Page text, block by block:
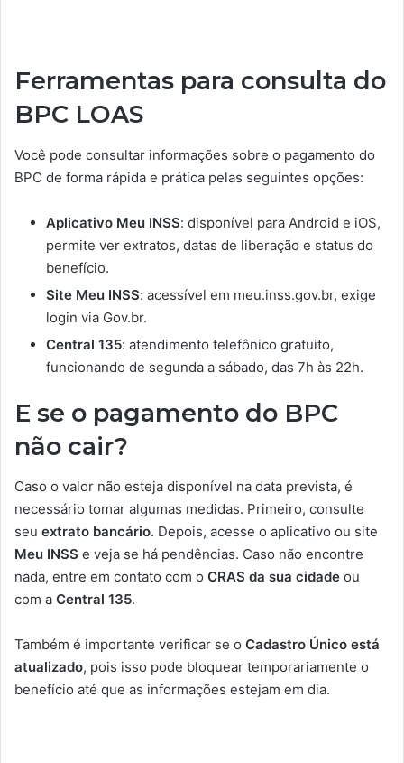
Ferramentas para consulta do
BPC LOAS
Você pode consultar informações sobre o pagamento do
BPC de forma rápida e prática pelas seguintes opções:
Aplicativo Meu INSS: disponível para Android e iOS,
permite ver extratos, datas de liberação e status do
benefício.
Site Meu INSS: acessível em meu.inss.gov.br, exige
login via Gov.br.
Central 135: atendimento telefônico gratuito,
funcionando de segunda a sábado, das 7h às 22h.
E se o pagamento do BPC
não cair?
Caso o valor não esteja disponível na data prevista, é
necessário tomar algumas medidas. Primeiro, consulte
seu extrato bancário. Depois, acesse o aplicativo ou site
Meu INSS e veja se há pendências. Caso não encontre
nada, entre em contato com o CRAS da sua cidade ou
com a Central 135.
Também é importante verificar se o Cadastro Único está
atualizado, pois isso pode bloquear temporariamente o
benefício até que as informações estejam em dia.